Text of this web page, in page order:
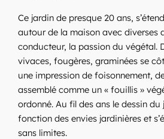
Ce jardin de presque 20 ans,
autour de la maison avec diverses
conducteur, la passion du végétal.
vivaces, fougères, graminées se
une impression de foisonnement,
assemblé comme un « fouillis »
ordonné. Au fil des ans le dessin
fonction des envies jardinières et
sans limites.